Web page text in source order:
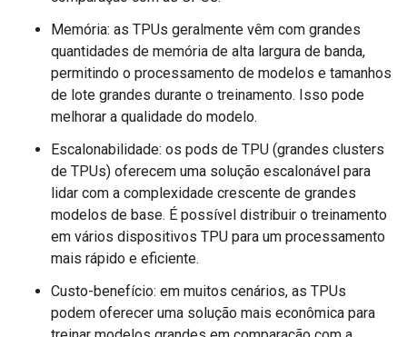
Memória: as TPUs geralmente vêm com grandes
quantidades de memória de alta largura de banda,
permitindo o processamento de modelos e tamanhos
de lote grandes durante o treinamento. Isso pode
melhorar a qualidade do modelo.
Escalonabilidade: os pods de TPU (grandes clusters
de TPUs) oferecem uma solução escalonável para
lidar com a complexidade crescente de grandes
modelos de base. É possível distribuir o treinamento
em vários dispositivos TPU para um processamento
mais rápido e eficiente.
Custo-benefício: em muitos cenários, as TPUs
podem oferecer uma solução mais econômica para